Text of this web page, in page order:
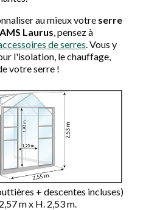
au mieux votre serre
Laurus , pensez à
de serres . Vous y
l'isolation, le chauffage,
votre serre !
+ descentes incluses)
m x H. 2,53 m.